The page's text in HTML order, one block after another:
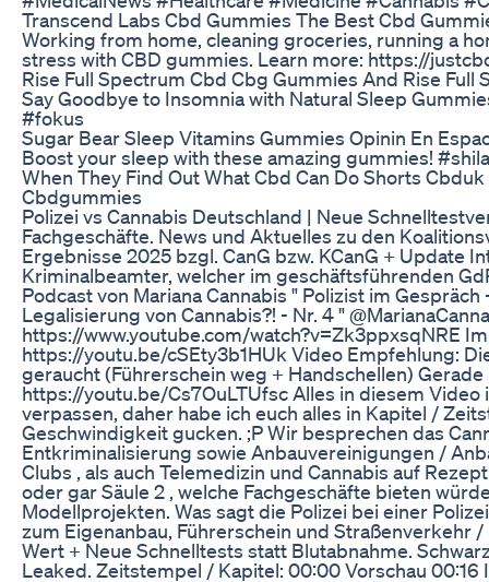
Transcend Labs Cbd Gummies The Best Cbd
Working from home, cleaning groceries, running a
stress with CBD gummies. Learn more: https://
Rise Full Spectrum Cbd Cbg Gummies And Rise Full
Say Goodbye to Insomnia with Natural Sleep
#fokus
Sugar Bear Sleep Vitamins Gummies Opinin En
Boost your sleep with these amazing gummies!
When They Find Out What Cbd Can Do Shorts
Cbdgummies
Polizei vs Cannabis Deutschland | Neue
Fachgeschäfte. News und Aktuelles zu den
Ergebnisse 2025 bzgl. CanG bzw. KCanG + Update
Kriminalbeamter, welcher im geschäftsführenden
Podcast von Mariana Cannabis " Polizist im
Legalisierung von Cannabis?! - Nr. 4 "
https://www.youtube.com/watch?v=Zk3ppxsqNRE
https://youtu.be/cSEty3b1HUk Video Empfehlung:
geraucht (Führerschein weg + Handschellen)
https://youtu.be/Cs7OuLTUfsc Alles in diesem
verpassen, daher habe ich euch alles in Kapitel /
Geschwindigkeit gucken. ;P Wir besprechen das
Entkriminalisierung sowie Anbauvereinigungen /
Clubs , als auch Telemedizin und Cannabis auf
oder gar Säule 2 , welche Fachgeschäfte bieten
Modellprojekten. Was sagt die Polizei bei einer
zum Eigenanbau, Führerschein und Straßenverkehr
Wert + Neue Schnelltests statt Blutabnahme.
Leaked. Zeitstempel / Kapitel: 00:00 Vorschau